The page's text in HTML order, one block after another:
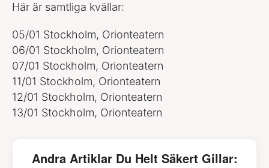
Här är samtliga kvällar:
05/01 Stockholm, Orionteatern
06/01 Stockholm, Orionteatern
07/01 Stockholm, Orionteatern
11/01 Stockholm, Orionteatern
12/01 Stockholm, Orionteatern
13/01 Stockholm, Orionteatern
Andra Artiklar Du Helt Säkert Gillar: